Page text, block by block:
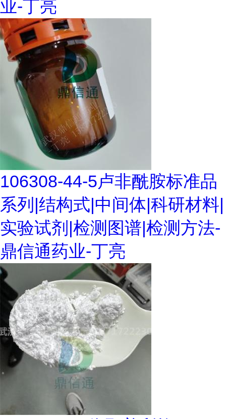
业-丁亮
106308-44-5卢非酰胺标准品
系列|结构式|中间体|科研材料|
实验试剂|检测图谱|检测方法-
鼎信通药业-丁亮